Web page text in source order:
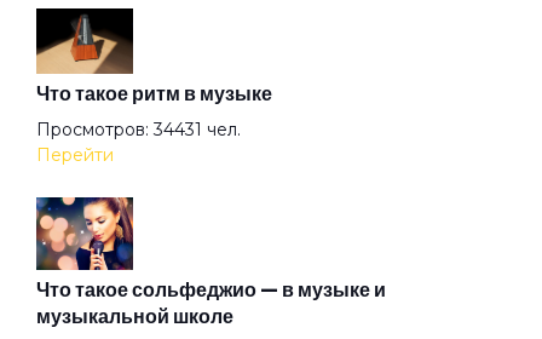
Что такое ритм в музыке
Просмотров: 34431 чел.
Перейти
Что такое сольфеджио — в музыке и
музыкальной школе